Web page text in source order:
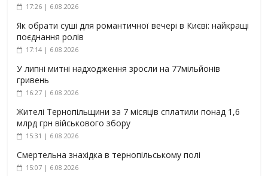
17:26 | 6.08.2026
Як обрати суші для романтичної вечері в Києві: найкращі
поєднання ролів
17:14 | 6.08.2026
У липні митні надходження зросли на 77мільйонів
гривень
16:27 | 6.08.2026
Жителі Тернопільщини за 7 місяців сплатили понад 1,6
млрд грн військового збору
15:31 | 6.08.2026
Смертельна знахідка в тернопільському полі
15:07 | 6.08.2026